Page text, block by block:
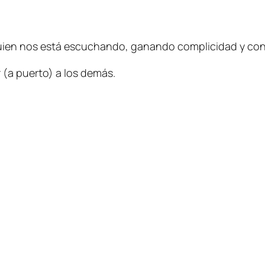
nos está escuchando, ganando complicidad y
puerto) a los demás.